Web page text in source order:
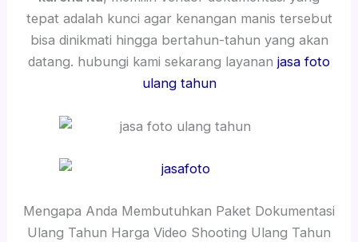
tepat adalah kunci agar kenangan manis tersebut
bisa dinikmati hingga bertahun-tahun yang akan
datang. hubungi kami sekarang layanan jasa foto
ulang tahun
Mengapa Anda Membutuhkan Paket Dokumentasi
Ulang Tahun Harga Video Shooting Ulang Tahun